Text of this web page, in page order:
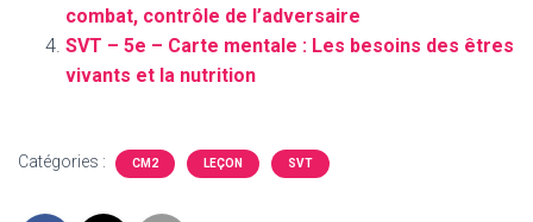
combat, contrôle de l’adversaire
SVT – 5e – Carte mentale : Les besoins des êtres
vivants et la nutrition
Catégories : CM2 LEÇON SVT